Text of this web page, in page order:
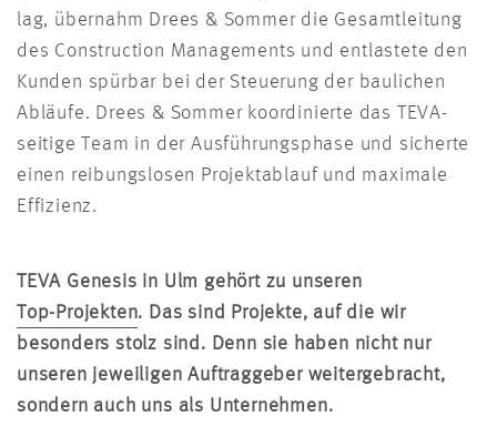
lag, übernahm Drees & Sommer die Gesamtleitung
des Construction Managements und entlastete den
Kunden spürbar bei der Steuerung der baulichen
Abläufe. Drees & Sommer koordinierte das TEVA-
seitige Team in der Ausführungsphase und sicherte
einen reibungslosen Projektablauf und maximale
Effizienz.
TEVA Genesis in Ulm gehört zu unseren
Top-Projekten. Das sind Projekte, auf die wir
besonders stolz sind. Denn sie haben nicht nur
unseren jeweiligen Auftraggeber weitergebracht,
sondern auch uns als Unternehmen.